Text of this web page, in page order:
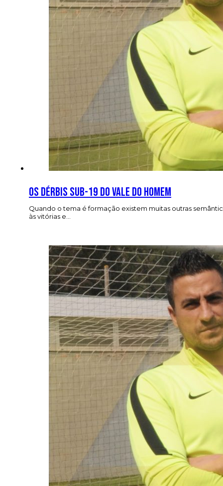
Os dérbis Sub-19 do Vale do Homem
Quando o tema é formação existem muitas outras
às vitórias e…